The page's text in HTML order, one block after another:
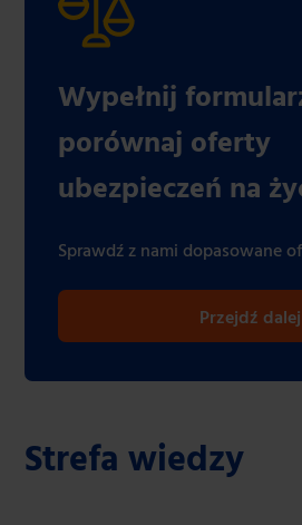
Wypełnij
porównaj oferty
ubezpieczeń na
Sprawdź z nami dopasowane
Przejdź dalej
Strefa wiedzy